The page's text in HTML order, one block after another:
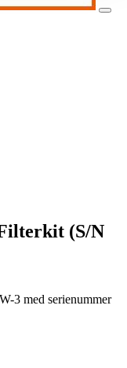
(S/N
3 med serienummer